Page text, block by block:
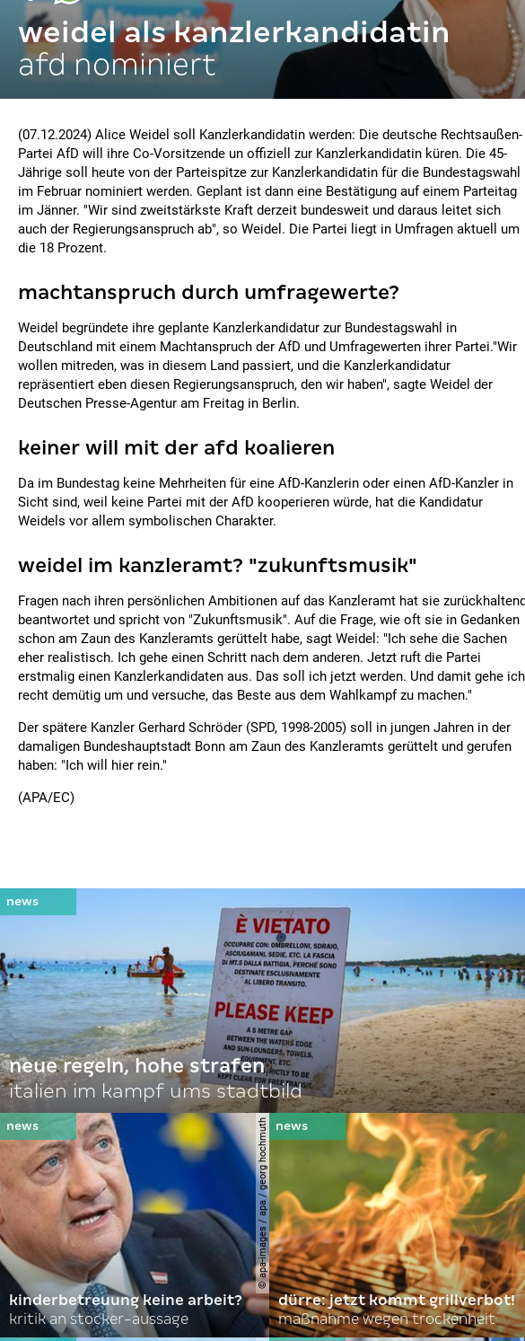
weidel als kanzlerkandidatin
afd nominiert
(07.12.2024) Alice Weidel soll Kanzlerkandidatin werden: Die deutsche Rechtsaußen-
Partei AfD will ihre Co-Vorsitzende un offiziell zur Kanzlerkandidatin küren. Die 45-
Jährige soll heute von der Parteispitze zur Kanzlerkandidatin für die Bundestagswahl
im Februar nominiert werden. Geplant ist dann eine Bestätigung auf einem Parteitag
im Jänner. "Wir sind zweitstärkste Kraft derzeit bundesweit und daraus leitet sich
auch der Regierungsanspruch ab", so Weidel. Die Partei liegt in Umfragen aktuell um
die 18 Prozent.
machtanspruch durch umfragewerte?
Weidel begründete ihre geplante Kanzlerkandidatur zur Bundestagswahl in
Deutschland mit einem Machtanspruch der AfD und Umfragewerten ihrer Partei."Wir
wollen mitreden, was in diesem Land passiert, und die Kanzlerkandidatur
repräsentiert eben diesen Regierungsanspruch, den wir haben", sagte Weidel der
Deutschen Presse-Agentur am Freitag in Berlin.
keiner will mit der afd koalieren
Da im Bundestag keine Mehrheiten für eine AfD-Kanzlerin oder einen AfD-Kanzler in
Sicht sind, weil keine Partei mit der AfD kooperieren würde, hat die Kandidatur
Weidels vor allem symbolischen Charakter.
weidel im kanzleramt? "zukunftsmusik"
Fragen nach ihren persönlichen Ambitionen auf das Kanzleramt hat sie
beantwortet und spricht von "Zukunftsmusik". Auf die Frage, wie oft sie in Gedanken
schon am Zaun des Kanzleramts gerüttelt habe, sagt Weidel: "Ich sehe die Sachen
eher realistisch. Ich gehe einen Schritt nach dem anderen. Jetzt ruft die Partei
erstmalig einen Kanzlerkandidaten aus. Das soll ich jetzt werden. Und damit gehe ich
recht demütig um und versuche, das Beste aus dem Wahlkampf zu machen."
Der spätere Kanzler Gerhard Schröder (SPD, 1998-2005) soll in jungen Jahren in der
damaligen Bundeshauptstadt Bonn am Zaun des Kanzleramts gerüttelt und gerufen
haben: "Ich will hier rein."
(APA/EC)
neue regeln, hohe strafen
italien im kampf ums stadtbild
© apa-images / apa / georg hochmuth
kinderbetreuung keine arbeit?
kritik an stocker-aussage
dürre: jetzt kommt grillverbot!
maßnahme wegen trockenheit